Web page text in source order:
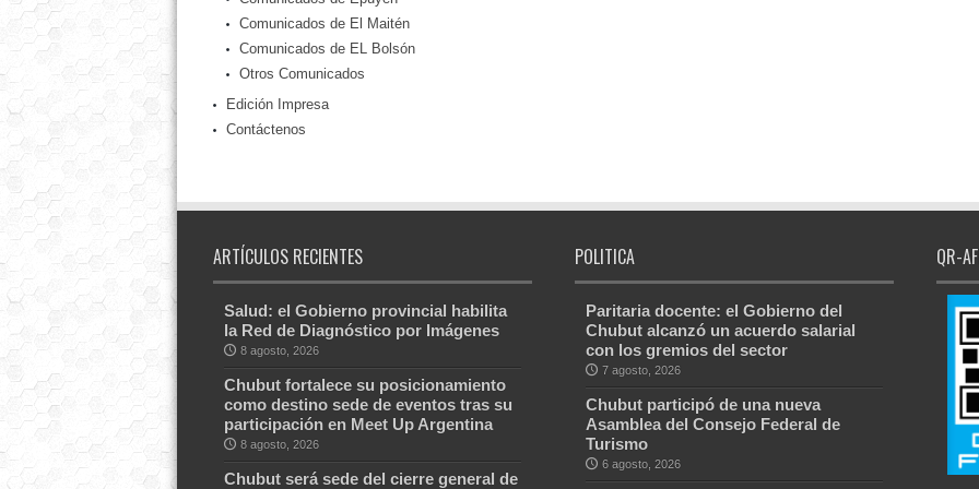
Comunicados de El Maitén
Comunicados de EL Bolsón
Otros Comunicados
Edición Impresa
Contáctenos
ARTÍCULOS RECIENTES
Salud: el Gobierno provincial habilita
la Red de Diagnóstico por Imágenes
8 agosto, 2026
Chubut fortalece su posicionamiento
como destino sede de eventos tras su
participación en Meet Up Argentina
8 agosto, 2026
Chubut será sede del cierre general de
POLITICA
Paritaria docente: el Gobierno del
Chubut alcanzó un acuerdo salarial
con los gremios del sector
7 agosto, 2026
Chubut participó de una nueva
Asamblea del Consejo Federal de
Turismo
6 agosto, 2026
QR-